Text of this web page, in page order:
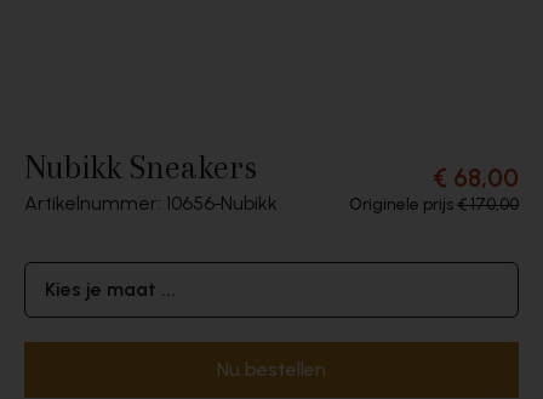
Nubikk Sneakers
Artikelnummer: 10656 Nubikk
€ 68,00
Originele prijs€ 170,00
Kies je maat ...
Nu bestellen